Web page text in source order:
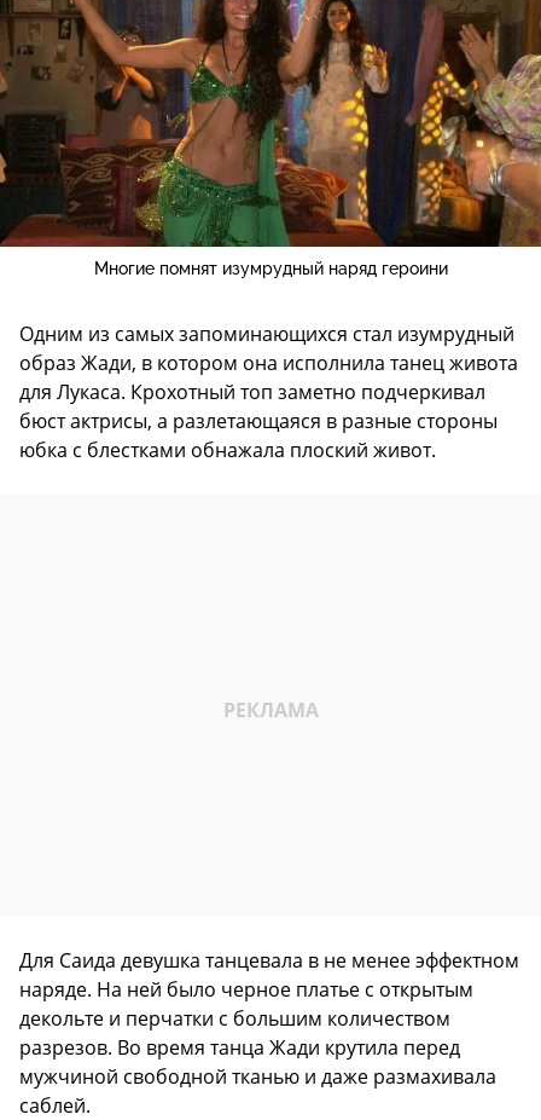
Многие помнят изумрудный наряд героини
Одним из самых запоминающихся стал изумрудный
образ Жади, в котором она исполнила танец живота
для Лукаса. Крохотный топ заметно подчеркивал
бюст актрисы, а разлетающаяся в разные стороны
юбка с блестками обнажала плоский живот.
Для Саида девушка танцевала в не менее эффектном
наряде. На ней было черное платье с открытым
декольте и перчатки с большим количеством
разрезов. Во время танца Жади крутила перед
мужчиной свободной тканью и даже размахивала
саблей.